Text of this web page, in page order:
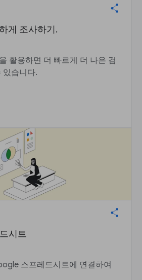
게 조사하기.
활용하면 더 빠르게 더 나은 검
있습니다.
시트
스프레드시트에 연결하여